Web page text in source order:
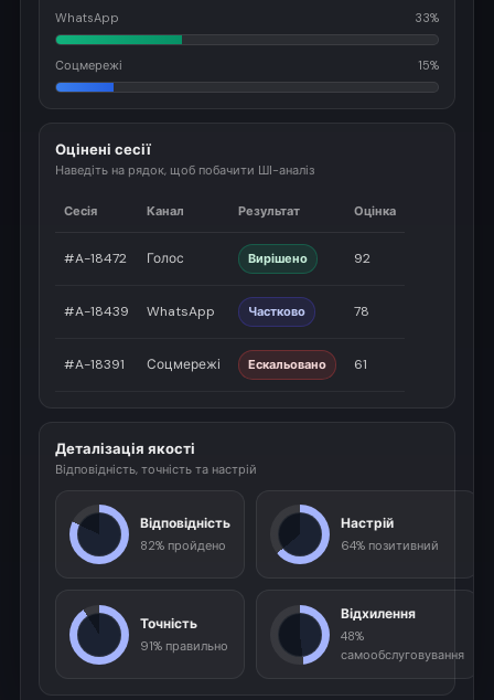
WhatsApp 33%
Соцмережі 15%
Оцінені сесії
Наведіть на рядок, щоб побачити ШІ-аналіз
Сесія Канал Результат Оцінка
#A-18472 Голос Вирішено 92
#A-18439 WhatsApp Частково 78
#A-18391 Соцмережі Ескальовано 61
Деталізація якості
Відповідність, точність та настрій
Відповідність
82% пройдено
Настрій
64% позитивний
Точність
91% правильно
Відхилення
48%
самообслуговування